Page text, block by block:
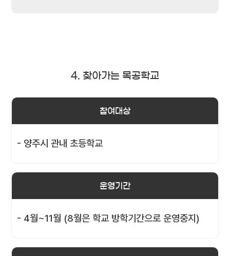
4. 찾아가는 목공학교
참여대상
- 양주시 관내 초등학교
운영기간
- 4월~11월 (8월은 학교 방학기간으로 운영중지)